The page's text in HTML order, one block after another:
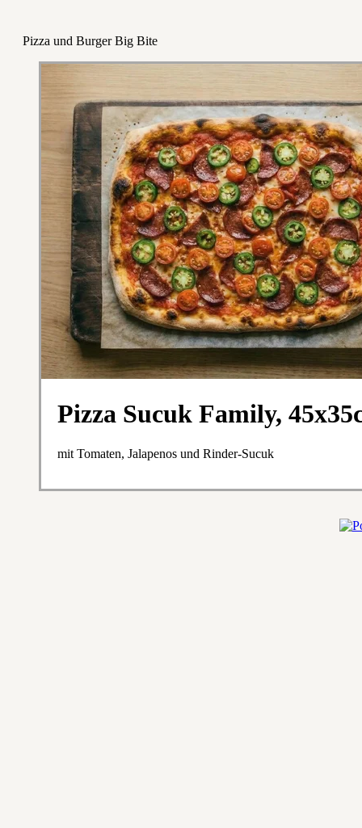
Pizza und Burger Big Bite
Pizza Sucuk Family,
mit Tomaten, Jalapenos und Rinder-Sucuk